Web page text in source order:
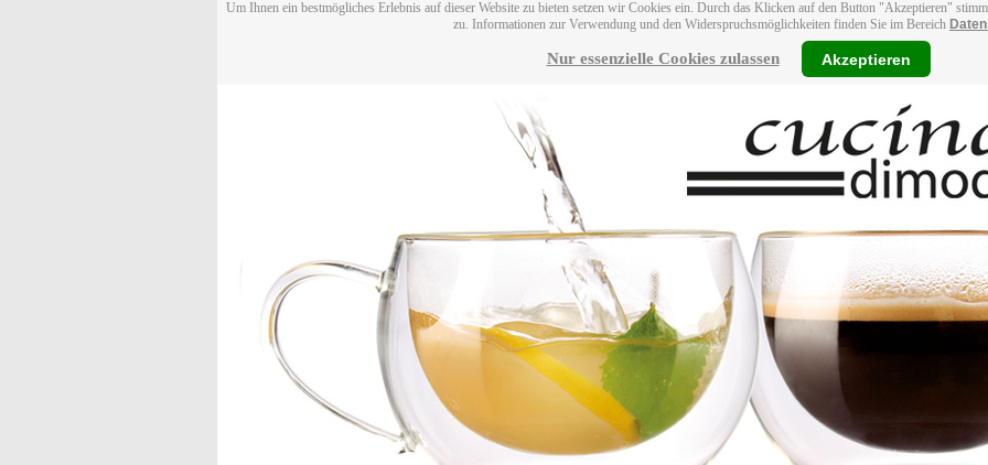
Um Ihnen ein bestmögliches Erlebnis auf dieser Website zu bieten setzen wir Cookies ein. Durch das Klicken auf den Button "Akzeptieren"
zu. Informationen zur Verwendung und den Widerspruchsmöglichkeiten finden Sie im Bereich
Nur essenzielle Cookies zulassen Akzeptieren